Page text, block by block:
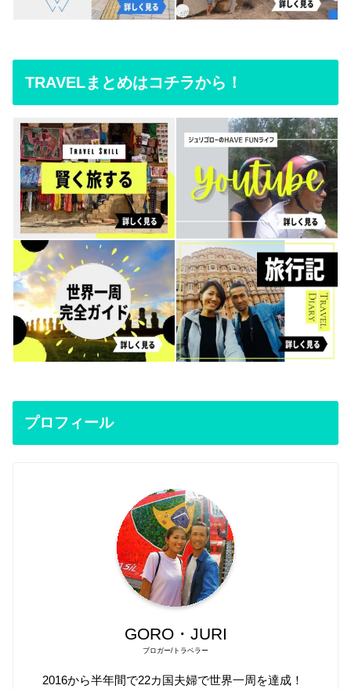
TRAVELまとめはコチラから！
プロフィール
GORO・JURI
ブロガー/トラベラー
2016から半年間で22カ国夫婦で世界一周を達成！